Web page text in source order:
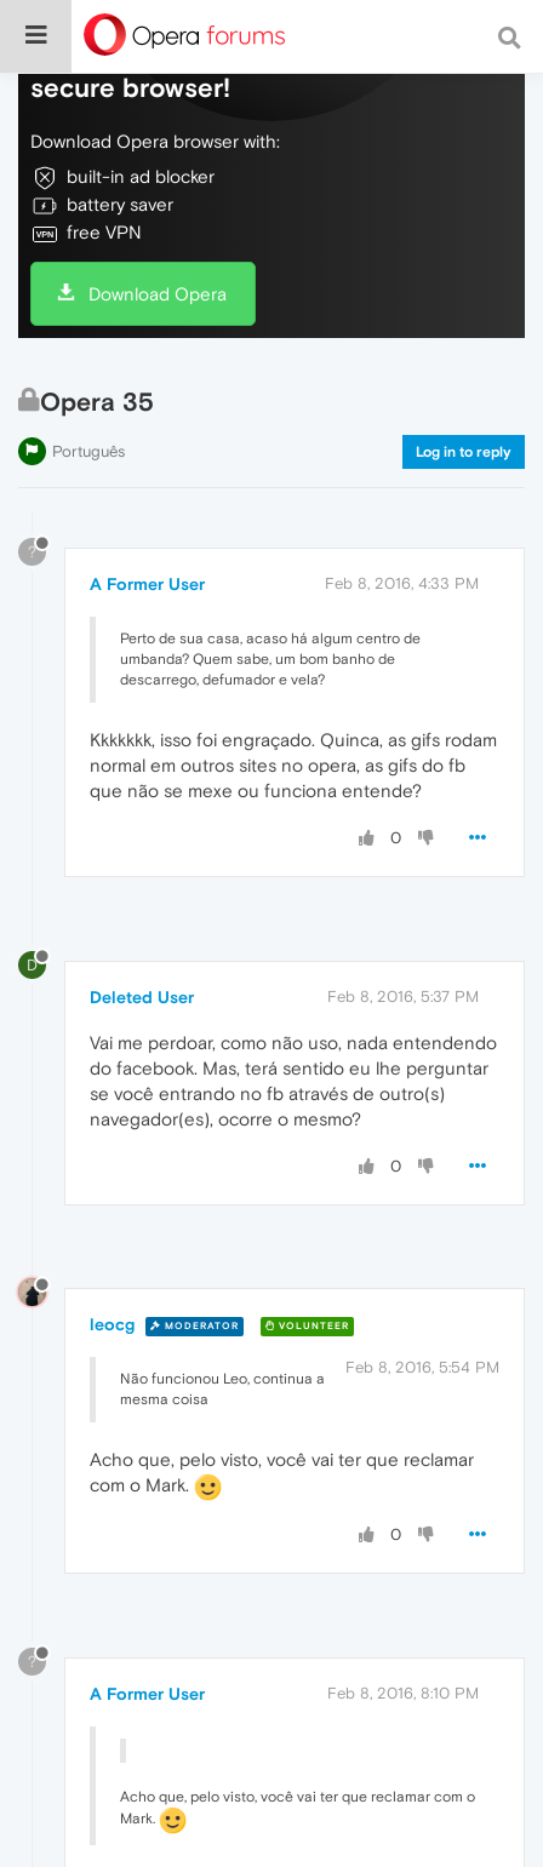
Do more on the web, with a fast and
secure browser!
Download Opera browser with:
built-in ad blocker
battery saver
free VPN
Download Opera
Opera 35
Português Log in to reply
?
A Former User Feb 8, 2016, 4:33 PM
Perto de sua casa, acaso há algum centro de
umbanda? Quem sabe, um bom banho de
descarrego, defumador e vela?
Kkkkkkk, isso foi engraçado. Quinca, as gifs rodam
normal em outros sites no opera, as gifs do fb
que não se mexe ou funciona entende?
0
D
Deleted User Feb 8, 2016, 5:37 PM
Vai me perdoar, como não uso, nada entendendo
do facebook. Mas, terá sentido eu lhe perguntar
se você entrando no fb através de outro(s)
navegador(es), ocorre o mesmo?
0
leocg MODERATOR VOLUNTEER
Feb 8, 2016, 5:54 PM
Não funcionou Leo, continua a
mesma coisa
Acho que, pelo visto, você vai ter que reclamar
com o Mark.
0
?
A Former User Feb 8, 2016, 8:10 PM
Acho que, pelo visto, você vai ter que reclamar com o
Mark.